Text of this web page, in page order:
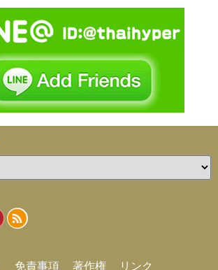
免責事項 著作権 リンク